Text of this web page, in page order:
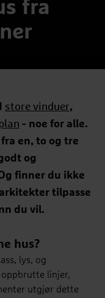
fra
store vinduer,
- noe for alle.
en, to og tre
og
finner du ikke
tilpasse
du vil.
hus?
lys, og
oppbrutte linjer,
utgjør dette